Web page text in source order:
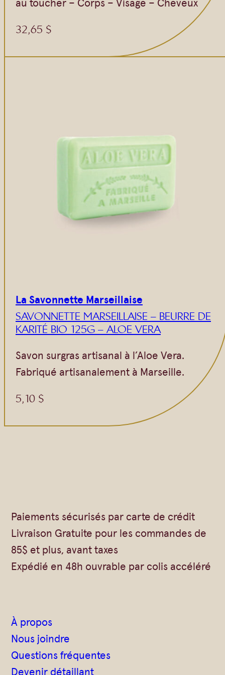
32,65 $
La Savonnette Marseillaise
SAVONNETTE MARSEILLAISE – BEURRE DE
KARITÉ BIO 125G – ALOE VERA
Savon surgras artisanal à l’Aloe Vera.
Fabriqué artisanalement à Marseille.
5,10 $
Paiements sécurisés par carte de crédit
Livraison Gratuite pour les commandes de
85$ et plus, avant taxes
Expédié en 48h ouvrable par colis accéléré
À propos
Nous joindre
Questions fréquentes
Devenir détaillant